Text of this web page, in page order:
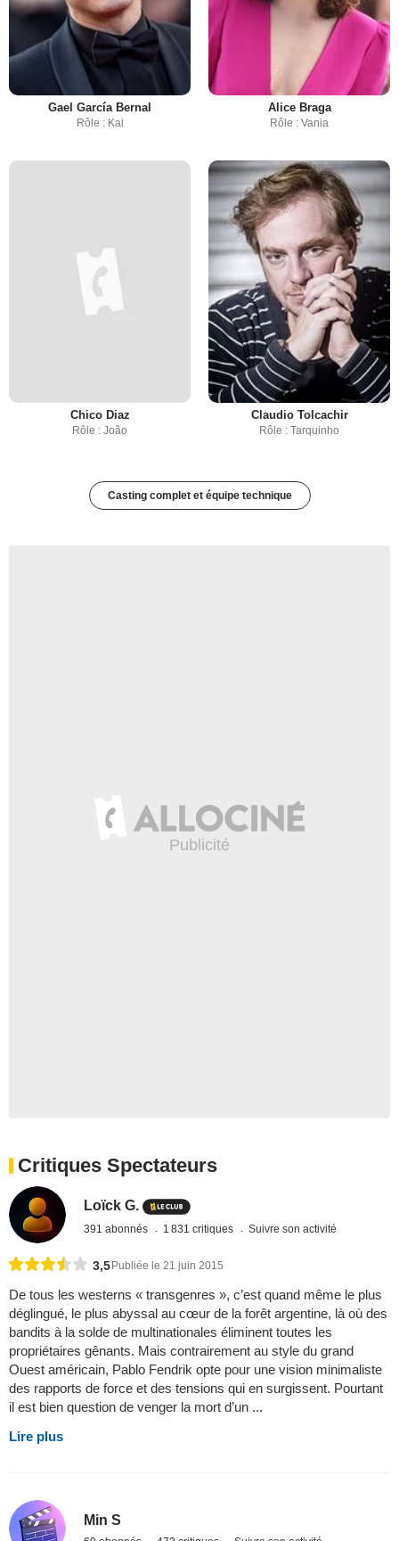
Gael García Bernal
Rôle : Kai
Alice Braga
Rôle : Vania
Chico Diaz
Rôle : João
Claudio Tolcachir
Rôle : Tarquinho
Casting complet et équipe technique
Critiques Spectateurs
Loïck G.
391 abonnés 1 831 critiques Suivre son activité
3,5Publiée le 21 juin 2015
De tous les westerns « transgenres », c’est quand même le plus
déglingué, le plus abyssal au cœur de la forêt argentine, là où des
bandits à la solde de multinationales éliminent toutes les
propriétaires gênants. Mais contrairement au style du grand
Ouest américain, Pablo Fendrik opte pour une vision minimaliste
des rapports de force et des tensions qui en surgissent. Pourtant
il est bien question de venger la mort d’un ...
Lire plus
Min S